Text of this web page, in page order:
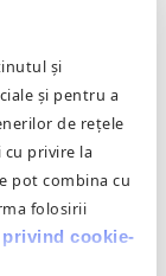
și
și pentru a
de rețele
privire la
pot combina cu
folosirii
cookie-
și
veți
și
veți
în
Ne
în
vom